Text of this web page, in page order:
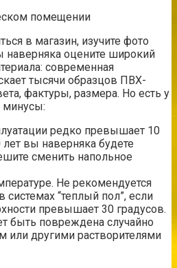
помещении
в магазин, изучите фото
наверняка оцените широкий
современная
тысячи образцов ПВХ-
фактуры, размера. Но есть у
минусы:
редко превышает 10
лет вы наверняка будете
сменить напольное
Не рекомендуется
системах “теплый пол”, если
превышает 30 градусов.
быть повреждена случайно
или другими растворителями